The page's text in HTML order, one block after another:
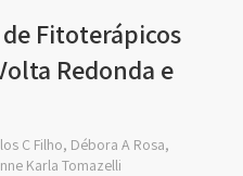
Fitoterápicos
Redonda e
C Filho, Débora A Rosa,
Karla Tomazelli